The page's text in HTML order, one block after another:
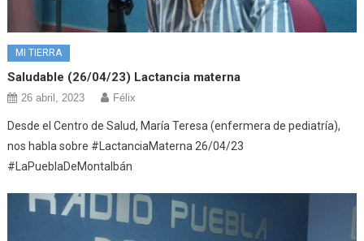
MI TIERRA
Saludable (26/04/23) Lactancia materna
26 abril, 2023 Félix
Desde el Centro de Salud, María Teresa (enfermera de pediatría),
nos habla sobre #LactanciaMaterna 26/04/23
#LaPueblaDeMontalbán